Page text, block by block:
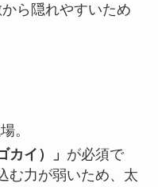
ら隠れやすいため
。
カイ）」 が必須で
む力が弱いため、太